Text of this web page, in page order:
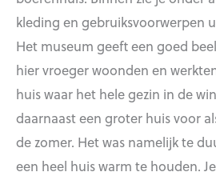
kleding en gebruiksvoorwerpen
Het museum geeft een goed
hier vroeger woonden en
huis waar het hele gezin in de
daarnaast een groter huis voor
de zomer. Het was namelijk te
een heel huis warm te houden.